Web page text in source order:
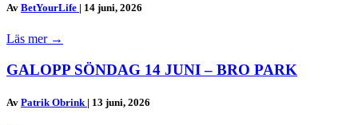
Av BetYourLife | 14 juni, 2026
Läs mer →
GALOPP SÖNDAG 14 JUNI – BRO PARK
Av Patrik Obrink | 13 juni, 2026